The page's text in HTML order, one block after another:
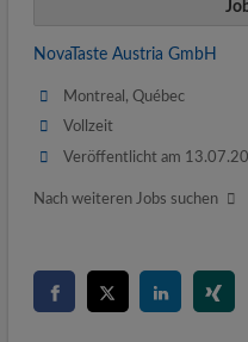
NovaTaste Austria GmbH
Montreal, Québec
Vollzeit
Veröffentlicht am
Nach weiteren Jobs suchen